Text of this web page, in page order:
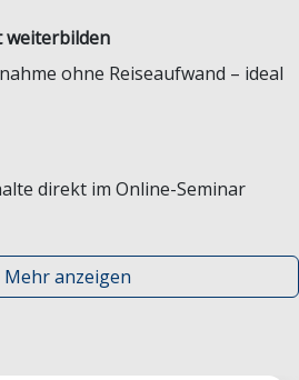
weiterbilden
ohne Reiseaufwand – ideal
direkt im Online-Seminar
Mehr anzeigen